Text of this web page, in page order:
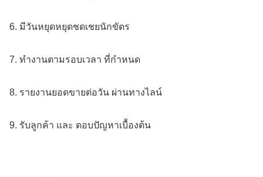
6. มีวันหยุดหยุดชดเชยนักขัตร
7. ทำงานตามรอบเวลา ที่กำหนด
8. รายงานยอดขายต่อวัน ผ่านทางไลน์
9. รับลูกค้า และ ตอบปัญหาเบื้องต้น